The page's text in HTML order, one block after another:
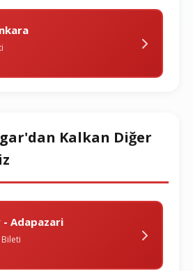
Kalkan Diğer
Adapazari